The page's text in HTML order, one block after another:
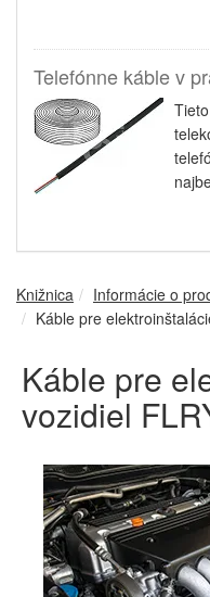
Telefónne káble v
Knižnica
Informácie o
Káble pre
Káble pre
vozidiel